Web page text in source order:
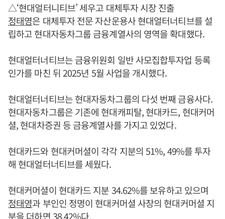
△‘현대얼터니티브’ 세우고 대체투자 시장 진출
정태영은 대체투자 전문 자산운용사 현대얼터너티브를 설
립하고 현대자동차그룹 금융계열사의 영역을 확대했다.
현대얼터너티브는 금융위원회 일반 사모집합투자업 등록
인가를 마친 뒤 2025년 5월 사업을 개시했다.
현대얼터너티브는 현대자동차그룹의 다섯 번째 금융사다.
현대자동차그룹은 기존에 현대캐피탈, 현대카드, 현대커머
셜, 현대차증권 등 금융계열사를 가지고 있었다.
현대카드와 현대커머셜이 각각 지분의 51%, 49%를 투자
해 현대얼터너티브를 세웠다.
현대커머셜이 현대카드 지분 34.62%를 보유하고 있으며
정태영과 부인인 정명이 현대커머셜 사장의 현대커머셜 지
분을 더하면 38.42%다.